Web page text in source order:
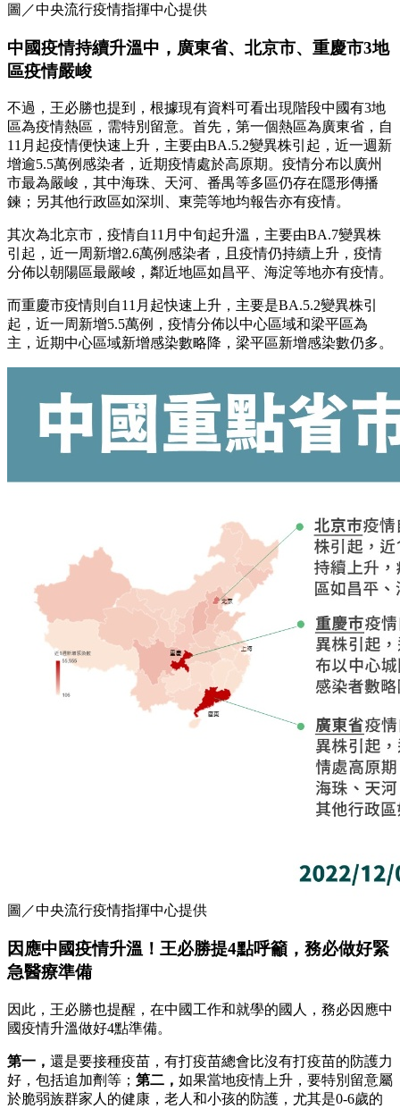
圖／中央流行疫情指揮中心提供
中國疫情持續升溫中，廣東省、北京市、重慶市3地
區疫情嚴峻
不過，王必勝也提到，根據現有資料可看出現階段中國有3地
區為疫情熱區，需特別留意。首先，第一個熱區為廣東省，自
11月起疫情便快速上升，主要由BA.5.2變異株引起，近一週新
增逾5.5萬例感染者，近期疫情處於高原期。疫情分布以廣州
市最為嚴峻，其中海珠、天河、番禺等多區仍存在隱形傳播
鍊；另其他行政區如深圳、東莞等地均報告亦有疫情。
其次為北京市，疫情自11月中旬起升溫，主要由BA.7變異株
引起，近一周新增2.6萬例感染者，且疫情仍持續上升，疫情
分佈以朝陽區最嚴峻，鄰近地區如昌平、海淀等地亦有疫情。
而重慶市疫情則自11月起快速上升，主要是BA.5.2變異株引
起，近一周新增5.5萬例，疫情分佈以中心區域和梁平區為
主，近期中心區域新增感染數略降，梁平區新增感染數仍多。
圖／中央流行疫情指揮中心提供
因應中國疫情升溫！王必勝提4點呼籲，務必做好緊
急醫療準備
因此，王必勝也提醒，在中國工作和就學的國人，務必因應中
國疫情升溫做好4點準備。
第一， 還是要接種疫苗，有打疫苗總會比沒有打疫苗的防護力
好，包括追加劑等； 第二， 如果當地疫情上升，要特別留意屬
於脆弱族群家人的健康，老人和小孩的防護，尤其是0-6歲的